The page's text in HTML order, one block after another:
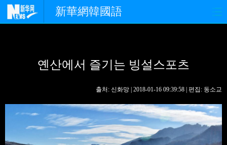
新華網韓國語
경제 사회 포토
핫 TV 문화
연예 관광 오피니언
생생 중국어
옌산에서 즐기는 빙설스포츠
출처: 신화망 | 2018-01-16 09:39:58 | 편집: 동소교